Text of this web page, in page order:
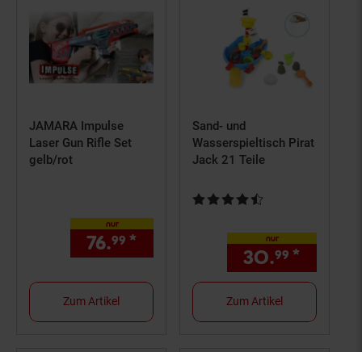
JAMARA Impulse
Laser Gun Rifle Set
gelb/rot
nur
76.99 * € Sternchen
Zum Artikel
Sand- und
Wasserspieltisch Pirat
Jack 21 Teile
Kundenbewertung: 4,5 von 5
nur
30.99 *
Zum Artikel